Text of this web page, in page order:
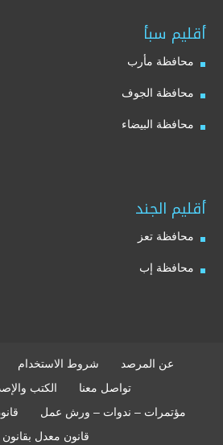
أقليم سبأ
محافظة مأرب
محافظة الجوف
محافظة البيضاء
أقليم الجند
محافظة تعز
محافظة إب
عن المرصد شروط الاستخدام
تواصل معنا
الكتب
مؤتمرات – ندوات – ورش عمل
قانون معدل بقانون